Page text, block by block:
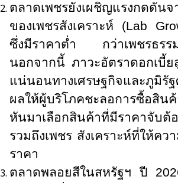
ตลาดเพชรยังเผชิญแรงกดดัน
ของเพชรสังเคราะห์ (Lab
ซึ่งมีราคาต่ำ กว่าเพชรธรร
นอกจากนี้ ภาวะอัตราดอกเบี้ย
แน่นอนทางเศรษฐกิจและภูมิรั
ผลให้ผู้บริโภคชะลอการซื้อสิน
หันมาเลือกสินค้าที่มีราคาจับต้
รวมถึงเพชร สังเคราะห์ที่ให้ค
ราคา
ตลาดพลอยสีในสหรัฐฯ ปี